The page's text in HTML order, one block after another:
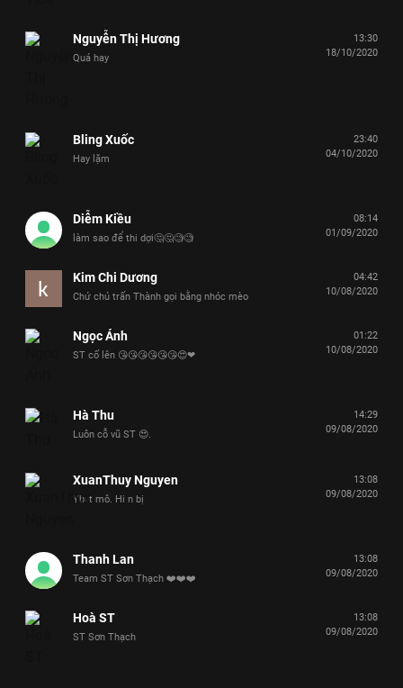
Nguyễn Thị Hương
Quá hay
13:30
18/10/2020
Bling Xuốc
Hay lặm
23:40
04/10/2020
Diễm Kiều
làm sao để thi dợi🤔🤔🧐🧐
08:14
01/09/2020
Kim Chi Dương
Chứ chú trấn Thành gọi bằng nhóc mèo
04:42
10/08/2020
Ngọc Ánh
ST cố lên 😘😘😘😘😘😘😍❤
01:22
10/08/2020
Hà Thu
Luôn cỗ vũ ST 😍.
14:29
09/08/2020
XuanThuy Nguyen
Ybvt mô. Hi n bị
13:08
09/08/2020
Thanh Lan
Team ST Sơn Thạch ❤️❤️❤️
13:08
09/08/2020
Hoà ST
ST Sơn Thạch
13:08
09/08/2020